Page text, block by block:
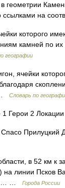
геометрии
ссылками на
которого
камней по
географии
ячейки
Словарь по
Герои 2
Прилуцкий
в 52 км к
линии Псков
…
Города России